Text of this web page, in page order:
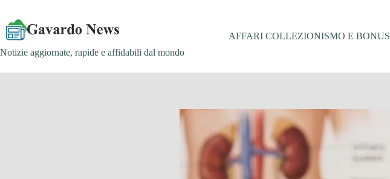
contenuto
Notizie aggiornate, rapide e affidabili dal mondo
AFFARI COLLEZIONISMO E BONUS